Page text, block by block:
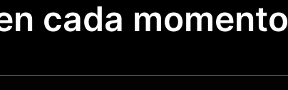
cada momento